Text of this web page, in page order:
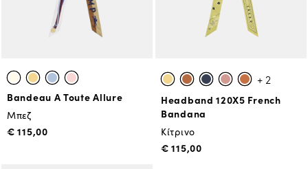
Bandeau A Toute Allure
Μπεζ
€ 115,00
+ 2
Headband 120X5 French
Bandana
Κίτρινο
€ 115,00